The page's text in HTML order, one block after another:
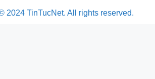
2024 TinTucNet. All rights reserved.